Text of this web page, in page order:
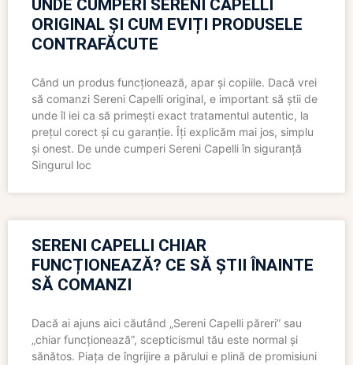
UNDE CUMPERI SERENI CAPELLI
ORIGINAL ȘI CUM EVIȚI PRODUSELE
CONTRAFĂCUTE
Când un produs funcționează, apar și copiile. Dacă vrei
să comanzi Sereni Capelli original, e important să știi de
unde îl iei ca să primești exact tratamentul autentic, la
prețul corect și cu garanție. Îți explicăm mai jos, simplu
și onest. De unde cumperi Sereni Capelli în siguranță
Singurul loc
SERENI CAPELLI CHIAR
FUNCȚIONEAZĂ? CE SĂ ȘTII ÎNAINTE
SĂ COMANZI
Dacă ai ajuns aici căutând „Sereni Capelli păreri” sau
„chiar funcționează”, scepticismul tău este normal și
sănătos. Piața de îngrijire a părului e plină de promisiuni